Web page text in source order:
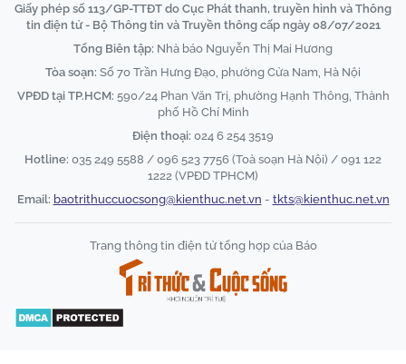
Giấy phép số 113/GP-TTĐT do Cục Phát thanh, truyền hình và Thông
tin điện tử - Bộ Thông tin và Truyền thông cấp ngày 08/07/2021
Tổng Biên tập: Nhà báo Nguyễn Thị Mai Hương
Tòa soạn: Số 70 Trần Hưng Đạo, phường Cửa Nam, Hà Nội
VPĐD tại TP.HCM: 590/24 Phan Văn Trị, phường Hạnh Thông, Thành
phố Hồ Chí Minh
Điện thoại: 024 6 254 3519
Hotline: 035 249 5588 / 096 523 7756 (Toà soạn Hà Nội) / 091 122
1222 (VPĐD TPHCM)
Email: baotrithuccuocsong@kienthuc.net.vn - tkts@kienthuc.net.vn
Trang thông tin điện tử tổng hợp của Báo